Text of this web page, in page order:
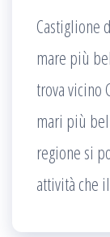
Castiglione
mare più
trova vicino
mari più
regione si
attività che